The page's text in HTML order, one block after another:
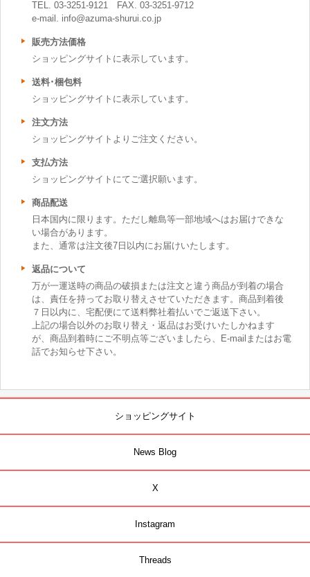
TEL. 03-3251-9121 FAX. 03-3251-9712
e-mail. info@azuma-shurui.co.jp
販売方法価格
ショッピングサイトに表示しています。
送料･梱包料
ショッピングサイトに表示しています。
注文方法
ショッピングサイトよりご注文ください。
支払方法
ショッピングサイトにてご選択願います。
商品配送
日本国内に限ります。ただし離島等一部地域へはお届けできな
い場合があります。
また、通常は注文後7日以内にお届けいたします。
返品について
万が一運送時の商品の破損または注文と違う商品が到着の場合
は、責任を持ってお取り替えさせていただきます。商品到着後
７日以内に、宅配便にて送料弊社着払いでご返送下さい。
上記の場合以外のお取り替え・返品はお受けいたしかねます
が、商品到着時にご不明点等ございましたら、E-mailまたはお電
話でお知らせ下さい。
ショッピングサイト
News Blog
X
Instagram
Threads